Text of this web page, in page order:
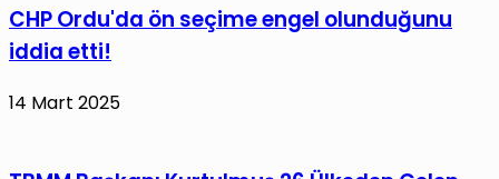
CHP Ordu'da ön seçime engel olunduğunu
iddia etti!
14 Mart 2025